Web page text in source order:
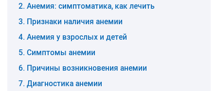
Анемия: симптоматика, как лечить
Признаки наличия анемии
Анемия у взрослых и детей
Симптомы анемии
Причины возникновения анемии
Диагностика анемии